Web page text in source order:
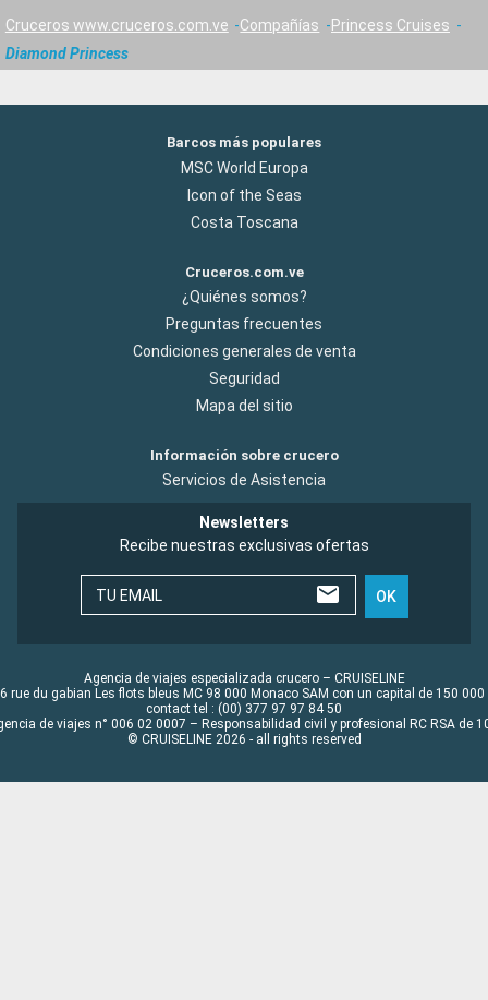
Cruceros www.cruceros.com.ve Compañías
Princess Cruises
Diamond Princess
Barcos más populares
MSC World Europa
Icon of the Seas
Costa Toscana
Cruceros.com.ve
¿Quiénes somos?
Preguntas frecuentes
Condiciones generales de venta
Seguridad
Mapa del sitio
Información sobre crucero
Servicios de Asistencia
Newsletters
Recibe nuestras exclusivas ofertas
TU EMAIL OK
Agencia de viajes especializada crucero – CRUISELINE
rue du gabian Les flots bleus MC 98 000 Monaco SAM con un capital de 150 000
contact tel : (00) 377 97 97 84 50
de viajes n° 006 02 0007 – Responsabilidad civil y profesional RC RSA de
© CRUISELINE 2026 - all rights reserved